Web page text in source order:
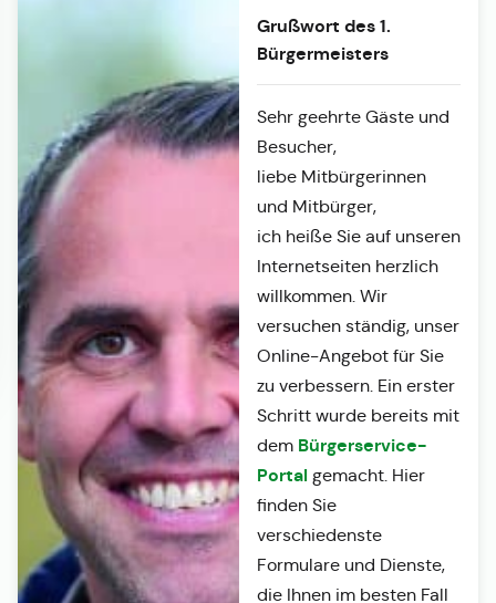
Grußwort des 1.
Bürgermeisters
Sehr geehrte Gäste und
Besucher,
liebe Mitbürgerinnen
und Mitbürger,
ich heiße Sie auf unseren
Internetseiten herzlich
willkommen. Wir
versuchen ständig, unser
Online-Angebot für Sie
zu verbessern. Ein erster
Schritt wurde bereits mit
dem Bürgerservice-
Portalgemacht. Hier
finden Sie
verschiedenste
Formulare und Dienste,
die Ihnen im besten Fall